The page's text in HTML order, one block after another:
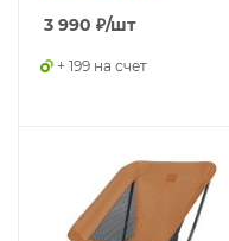
3 990 ₽/шт
+ 199 на счет